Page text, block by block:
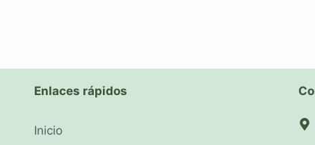
Enlaces rápidos
Inicio